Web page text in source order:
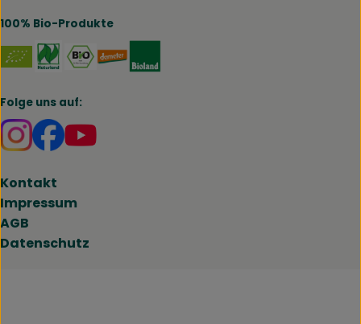
100% Bio-Produkte
Externer Link zu https://www.naturland.de/de/
Externer Link zu https://www.bmel.de/
Folge uns auf:
Externer Link zu https://www.instagram.com/
Externer Link zu https://www.facebook.com/
Kontakt
Impressum
AGB
Datenschutz